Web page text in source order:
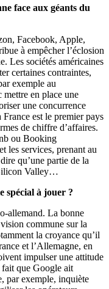
face aux géants du
Facebook, Apple,
à empêcher l’éclosion
Les sociétés américaines
certaines contraintes,
exemple au
en place une
une concurrence
est le premier pays
de chiffre d’affaires.
ou Booking
les services, prenant au
qu’une partie de la
Valley…
spécial à jouer ?
allemand. La bonne
commune sur la
la croyance qu’il
et l’Allemagne, en
impulser une attitude
que Google ait
par exemple, inquiète